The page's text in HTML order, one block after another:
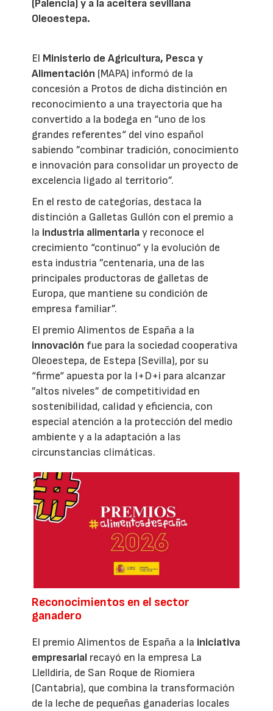
(Palencia) y a la aceitera sevillana
Oleoestepa.
El Ministerio de Agricultura, Pesca y
Alimentación (MAPA) informó de la
concesión a Protos de dicha distinción en
reconocimiento a una trayectoria que ha
convertido a la bodega en “uno de los
grandes referentes“ del vino español
sabiendo ”combinar tradición, conocimiento
e innovación para consolidar un proyecto de
excelencia ligado al territorio”.
En el resto de categorías, destaca la
distinción a Galletas Gullón con el premio a
la industria alimentariay reconoce el
crecimiento “continuo“ y la evolución de
esta industria ”centenaria, una de las
principales productoras de galletas de
Europa, que mantiene su condición de
empresa familiar”.
El premio Alimentos de España a la
innovación fue para la sociedad cooperativa
Oleoestepa, de Estepa (Sevilla), por su
“firme“ apuesta por la I+D+i para alcanzar
”altos niveles” de competitividad en
sostenibilidad, calidad y eficiencia, con
especial atención a la protección del medio
ambiente y a la adaptación a las
circunstancias climáticas.
Reconocimientos en el sector
ganadero
El premio Alimentos de España a la iniciativa
empresarial recayó en la empresa La
Llelldiría, de San Roque de Riomiera
(Cantabria), que combina la transformación
de la leche de pequeñas ganaderías locales